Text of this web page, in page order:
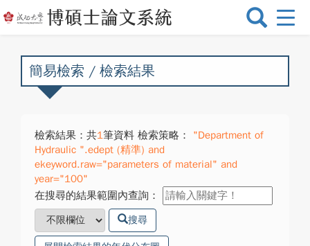
選
換
簡易檢索 / 檢索結果
檢索結果：共1筆資料 檢索策略：
"Department of
Hydraulic ".edept (精準) and
ekeyword.raw="parameters of material" and
year="100"
在搜尋的結果範圍內查詢：
搜尋